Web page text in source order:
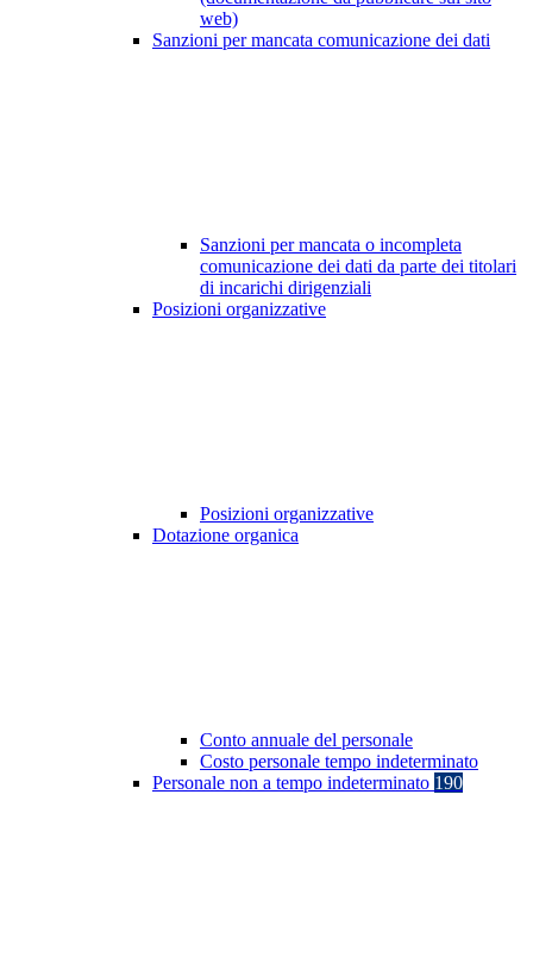
web)
Sanzioni per mancata comunicazione dei dati
Sanzioni per mancata o incompleta
comunicazione dei dati da parte dei titolari
di incarichi dirigenziali
Posizioni organizzative
Posizioni organizzative
Dotazione organica
Conto annuale del personale
Costo personale tempo indeterminato
Personale non a tempo indeterminato 190